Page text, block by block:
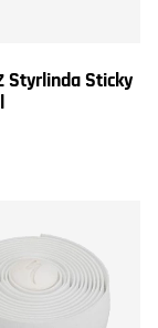
Styrlinda Sticky